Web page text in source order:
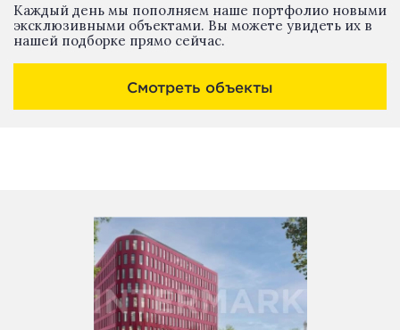
Каждый день мы пополняем наше портфолио новыми
эксклюзивными объектами. Вы можете увидеть их в
нашей подборке прямо сейчас.
Смотреть объекты